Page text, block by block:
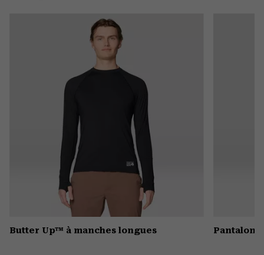
Butter Up™ à manches longues Pantalon